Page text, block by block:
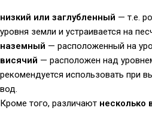
низкий или заглубленный — т.е.
уровня земли и устраивается на
наземный — расположенный на
висячий — расположен над
рекомендуется использовать при
вод.
Кроме того, различают несколько